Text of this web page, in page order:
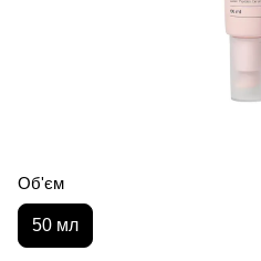
Об'єм
50 мл